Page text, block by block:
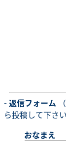
- 返信フォーム
ら投稿して下さい
おなまえ